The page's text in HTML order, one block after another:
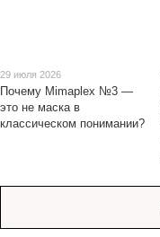
29 июля 2026
Почему Mimaplex №3 —
это не маска в
классическом понимании?